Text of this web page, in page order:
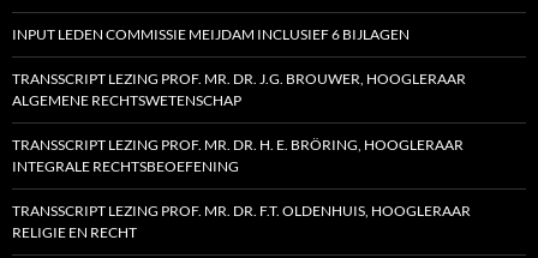
INPUT LEDEN COMMISSIE MEIJDAM INCLUSIEF 6 BIJLAGEN
TRANSSCRIPT LEZING PROF. MR. DR. J.G. BROUWER, HOOGLERAAR
ALGEMENE RECHTSWETENSCHAP
TRANSSCRIPT LEZING PROF. MR. DR. H. E. BRÖRING, HOOGLERAAR
INTEGRALE RECHTSBEOEFENING
TRANSSCRIPT LEZING PROF. MR. DR. F.T. OLDENHUIS, HOOGLERAAR
RELIGIE EN RECHT